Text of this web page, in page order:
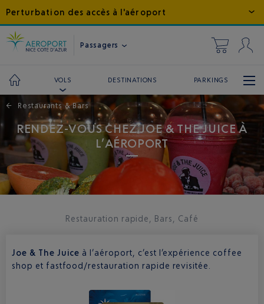
Perturbation des accès à l'aéroport
Passagers
VOLS DESTINATIONS PARKINGS
← Restaurants & Bars
RENDEZ-VOUS CHEZ JOE & THE JUICE À
L’AÉROPORT
Restauration rapide, Bars, Café
Joe & The Juice à l’aéroport, c’est l’expérience coffee
shop et fastfood/restauration rapide revisitée.